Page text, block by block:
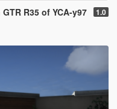
R35 of YCA-y97 1.0